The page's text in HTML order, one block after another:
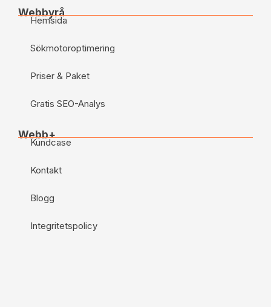
Webbyrå
Hemsida
Sökmotoroptimering
Priser & Paket
Gratis SEO-Analys
Webb+
Kundcase
Kontakt
Blogg
Integritetspolicy